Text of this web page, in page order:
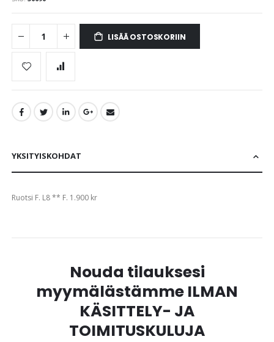
images
gallery
LISÄÄ OSTOSKORIIN
YKSITYISKOHDAT
Ruotsi F. L8 ** F. 1.900 kr
Nouda tilauksesi
myymälästämme ILMAN
KÄSITTELY- JA
TOIMITUSKULUJA